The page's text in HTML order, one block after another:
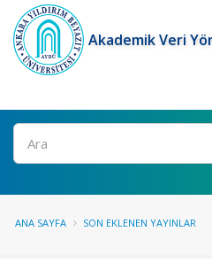
Akademik Veri
Ara
ANA SAYFA SON EKLENEN YAYINLAR